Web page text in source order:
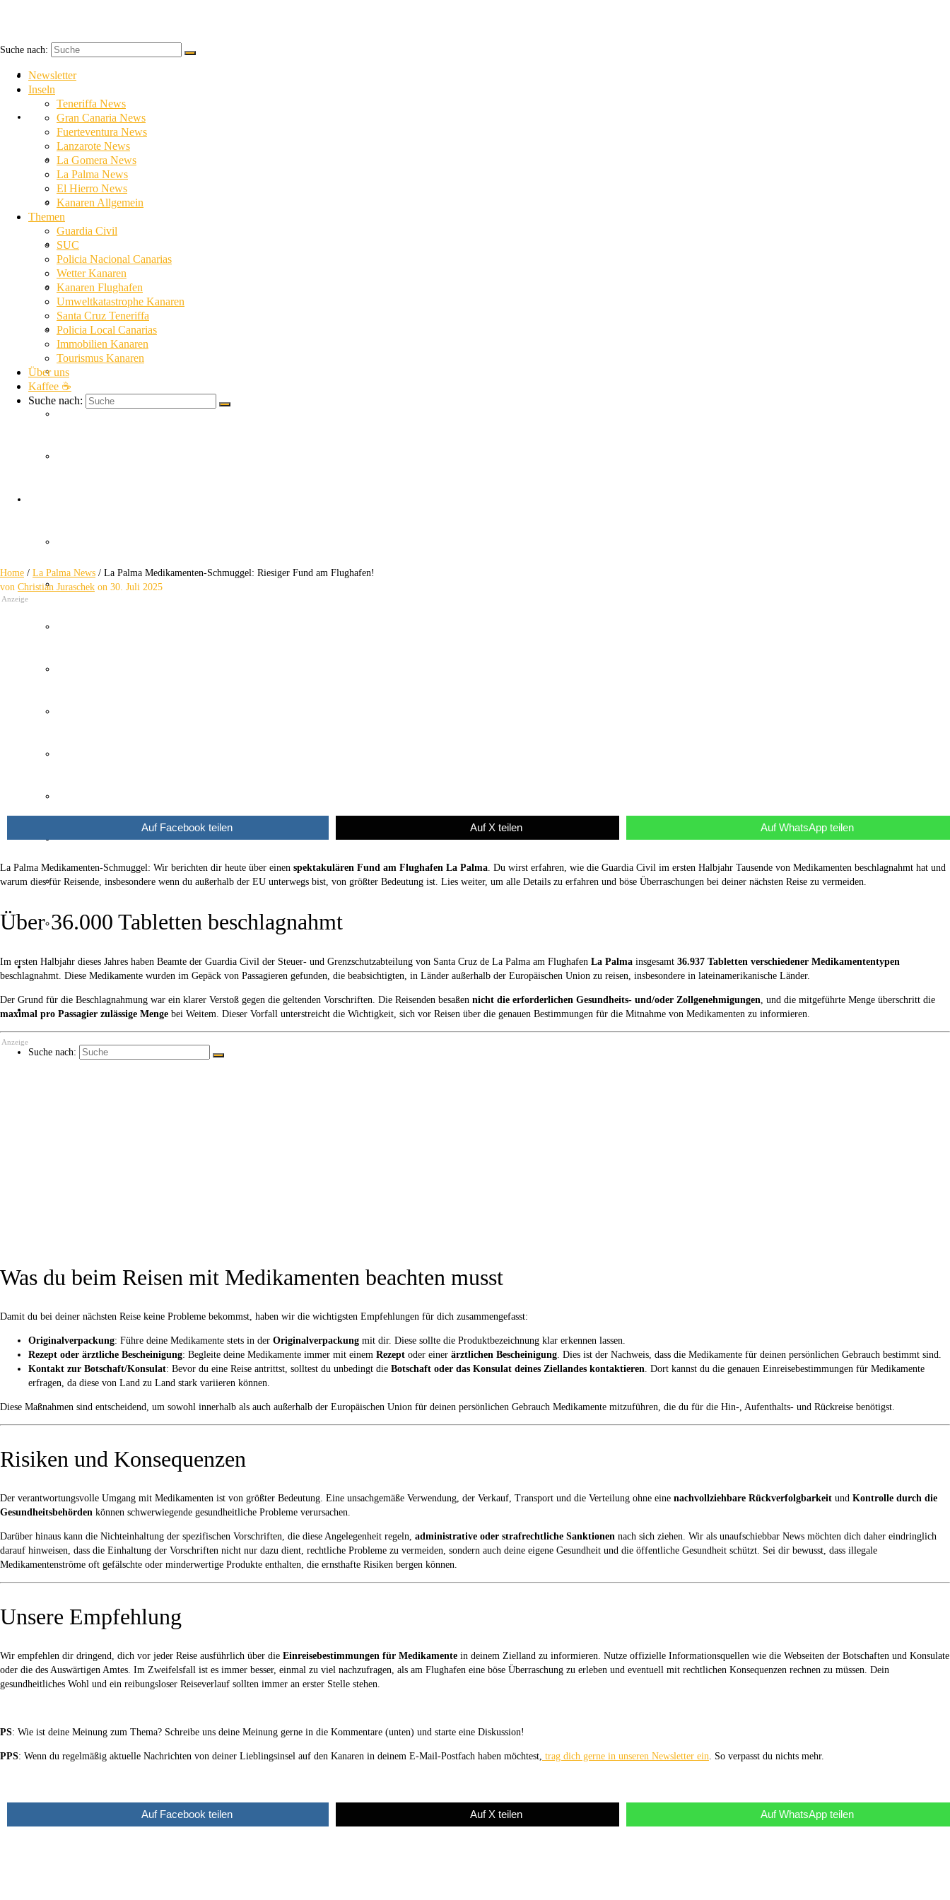
Newsletter
Inseln
Teneriffa News
Gran Canaria News
Fuerteventura News
Lanzarote News
La Gomera News
La Palma News
SUC
Policia Local Canarias
Immobilien Kanaren
Tourismus Kanaren
Über uns
Kaffee ☕
Suche nach:
Suche nach:
Newsletter
Inseln
Teneriffa News
Gran Canaria News
Fuerteventura News
Lanzarote News
La Gomera News
La Palma News
El Hierro News
Kanaren Allgemein
Themen
Guardia Civil
SUC
Policia Nacional Canarias
Wetter Kanaren
Kanaren Flughafen
Umweltkatastrophe Kanaren
Santa Cruz Teneriffa
Policia Local Canarias
Immobilien Kanaren
Tourismus Kanaren
Über uns
Kaffee ☕
Suche nach:
La Palma Medikamenten-Schmuggel
Riesiger Fund am Flughafen!
Home / La Palma News / La Palma Medikamenten-Schmuggel: Riesiger Fund am Flughafen!
von Christian Juraschek on 30. Juli 2025
Anzeige
Auf Facebook teilen Auf X teilen Auf WhatsApp teilen
La Palma Medikamenten-Schmuggel: Wir berichten dir heute über einen spektakulären Fund am Flughafen La Palma . Du wirst erfahren, wie die Guardia Civil im ersten Halbjahr Tausende von Medikamenten beschlagnahmt hat und
warum dies für Reisende, insbesondere wenn du außerhalb der EU unterwegs bist, von größter Bedeutung ist. Lies weiter, um alle Details zu erfahren und böse Überraschungen bei deiner nächsten Reise zu vermeiden.
Über 36.000 Tabletten beschlagnahmt
Im ersten Halbjahr dieses Jahres haben Beamte der Guardia Civil der Steuer- und Grenzschutzabteilung von Santa Cruz de La Palma am Flughafen La Palma insgesamt 36.937 Tabletten verschiedener Medikamententypen
beschlagnahmt. Diese Medikamente wurden im Gepäck von Passagieren gefunden, die beabsichtigten, in Länder außerhalb der Europäischen Union zu reisen, insbesondere in lateinamerikanische Länder.
Der Grund für die Beschlagnahmung war ein klarer Verstoß gegen die geltenden Vorschriften. Die Reisenden besaßen nicht die erforderlichen Gesundheits- und/oder Zollgenehmigungen, und die mitgeführte Menge überschritt die
maximal pro Passagier zulässige Menge bei Weitem. Dieser Vorfall unterstreicht die Wichtigkeit, sich vor Reisen über die genauen Bestimmungen für die Mitnahme von Medikamenten zu informieren.
Anzeige
Was du beim Reisen mit Medikamenten beachten musst
Damit du bei deiner nächsten Reise keine Probleme bekommst, haben wir die wichtigsten Empfehlungen für dich zusammengefasst:
Originalverpackung: Führe deine Medikamente stets in der Originalverpackung mit dir. Diese sollte die Produktbezeichnung klar erkennen lassen.
Rezept oder ärztliche Bescheinigung: Begleite deine Medikamente immer mit einem Rezept oder einer ärztlichen Bescheinigung. Dies ist der Nachweis, dass die Medikamente für deinen persönlichen Gebrauch bestimmt sind.
Kontakt zur Botschaft/Konsulat: Bevor du eine Reise antrittst, solltest du unbedingt die Botschaft oder das Konsulat deines Ziellandes kontaktieren. Dort kannst du die genauen Einreisebestimmungen für Medikamente
erfragen, da diese von Land zu Land stark variieren können.
Diese Maßnahmen sind entscheidend, um sowohl innerhalb als auch außerhalb der Europäischen Union für deinen persönlichen Gebrauch Medikamente mitzuführen, die du für die Hin-, Aufenthalts- und Rückreise benötigst.
Risiken und Konsequenzen
Der verantwortungsvolle Umgang mit Medikamenten ist von größter Bedeutung. Eine unsachgemäße Verwendung, der Verkauf, Transport und die Verteilung ohne eine nachvollziehbare Rückverfolgbarkeit und Kontrolle durch die
Gesundheitsbehörden können schwerwiegende gesundheitliche Probleme verursachen.
Darüber hinaus kann die Nichteinhaltung der spezifischen Vorschriften, die diese Angelegenheit regeln, administrative oder strafrechtliche Sanktionen nach sich ziehen. Wir als unaufschiebbar News möchten dich daher eindringlich
darauf hinweisen, dass die Einhaltung der Vorschriften nicht nur dazu dient, rechtliche Probleme zu vermeiden, sondern auch deine eigene Gesundheit und die öffentliche Gesundheit schützt. Sei dir bewusst, dass illegale
Medikamentenströme oft gefälschte oder minderwertige Produkte enthalten, die ernsthafte Risiken bergen können.
Unsere Empfehlung
Wir empfehlen dir dringend, dich vor jeder Reise ausführlich über die Einreisebestimmungen für Medikamente in deinem Zielland zu informieren. Nutze offizielle Informationsquellen wie die Webseiten der Botschaften und Konsulate
oder die des Auswärtigen Amtes. Im Zweifelsfall ist es immer besser, einmal zu viel nachzufragen, als am Flughafen eine böse Überraschung zu erleben und eventuell mit rechtlichen Konsequenzen rechnen zu müssen. Dein
gesundheitliches Wohl und ein reibungsloser Reiseverlauf sollten immer an erster Stelle stehen.
PS: Wie ist deine Meinung zum Thema? Schreibe uns deine Meinung gerne in die Kommentare (unten) und starte eine Diskussion!
PPS: Wenn du regelmäßig aktuelle Nachrichten von deiner Lieblingsinsel auf den Kanaren in deinem E-Mail-Postfach haben möchtest, trag dich gerne in unseren Newsletter ein. So verpasst du nichts mehr.
Auf Facebook teilen Auf X teilen Auf WhatsApp teilen